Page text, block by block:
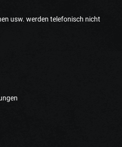
usw. werden telefonisch nicht